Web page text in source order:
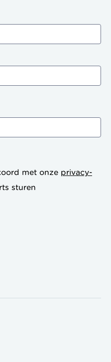
met onze privacy-
sturen